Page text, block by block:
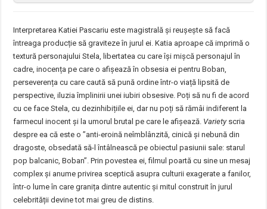
Interpretarea Katiei Pascariu este magistrală și reușește să facă
întreaga producție să graviteze în jurul ei. Katia aproape că imprimă o
textură personajului Stela, libertatea cu care își mișcă personajul în
cadre, inocența pe care o afișează în obsesia ei pentru Boban,
perseverența cu care caută să pună ordine într-o viață lipsită de
perspective, iluzia împlinirii unei iubiri obsesive. Poți să nu fi de acord
cu ce face Stela, cu dezinhibițiile ei, dar nu poți să rămâi indiferent la
farmecul inocent și la umorul brutal pe care le afișează. Varietyscria
despre ea că este o ”anti-eroină neîmblânzită, cinică și nebună din
dragoste, obsedată să-l întâlnească pe obiectul pasiunii sale: starul
pop balcanic, Boban”. Prin povestea ei, filmul poartă cu sine un mesaj
complex și anume privirea sceptică asupra culturii exagerate a fanilor,
într-o lume în care granița dintre autentic și mitul construit în jurul
celebrității devine tot mai greu de distins.